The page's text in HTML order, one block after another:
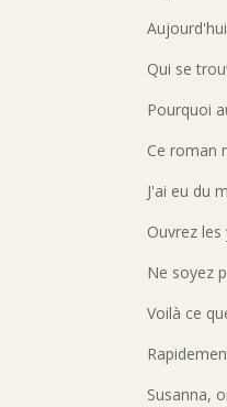
Qui se
Pourquoi
Ce roman
J'ai eu du
Ouvrez
Ne soyez
Voilà ce
Susanna,